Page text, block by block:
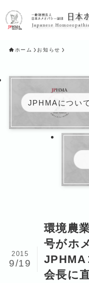
ホーム お知らせ
JPHMAについて
環境農
号がホ
JPHMA
会長に
2015
9/19